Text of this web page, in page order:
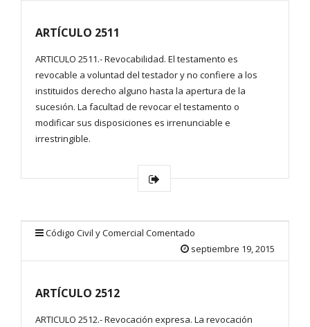
ARTÍCULO 2511
ARTICULO 2511.- Revocabilidad. El testamento es
revocable a voluntad del testador y no confiere a los
instituidos derecho alguno hasta la apertura de la
sucesión. La facultad de revocar el testamento o
modificar sus disposiciones es irrenunciable e
irrestringible.
Código Civil y Comercial Comentado
septiembre 19, 2015
ARTÍCULO 2512
ARTICULO 2512.- Revocación expresa. La revocación